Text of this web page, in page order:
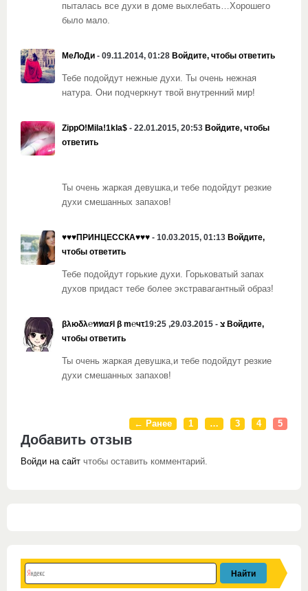
пыталась все духи в доме выхлебать…Хорошего
было мало.
МеЛоДи - 09.11.2014, 01:28 Войдите, чтобы ответить
Тебе подойдут нежные духи. Ты очень нежная
натура. Они подчеркнут твой внутренний мир!
ZippO!Mila!1kla$ - 22.01.2015, 20:53 Войдите, чтобы
ответить
Ты очень жаркая девушка,и тебе подойдут резкие
духи смешанных запахов!
♥♥♥ПРИНЦЕССКА♥♥♥ - 10.03.2015, 01:13 Войдите,
чтобы ответить
Тебе подойдут горькие духи. Горьковатый запах
духов придаст тебе более экстравагантный образ!
βλюδλ℮ททα۶l β m℮чτצ Войдите,
чтобы ответить
Ты очень жаркая девушка,и тебе подойдут резкие
духи смешанных запахов!
← Ранее 1 … 3 4 5
Добавить отзыв
Войди на сайт чтобы оставить комментарий.